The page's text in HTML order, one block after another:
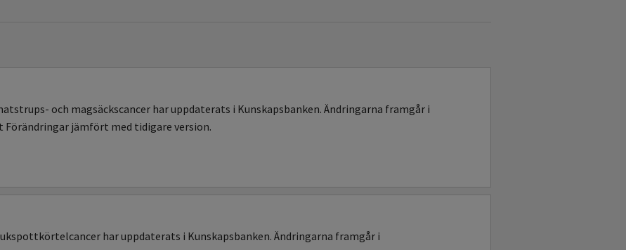
och magsäckscancer har uppdaterats i Kunskapsbanken. Ändringarna framgår i
jämfört med tidigare version.
har uppdaterats i Kunskapsbanken. Ändringarna framgår i